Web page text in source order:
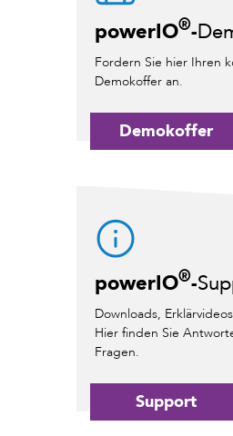
powerIO®-
Fordern Sie hier Ihren
Demokoffer an.
Demokoffer
powerIO®-
Downloads,
Hier finden Sie
Fragen.
Support